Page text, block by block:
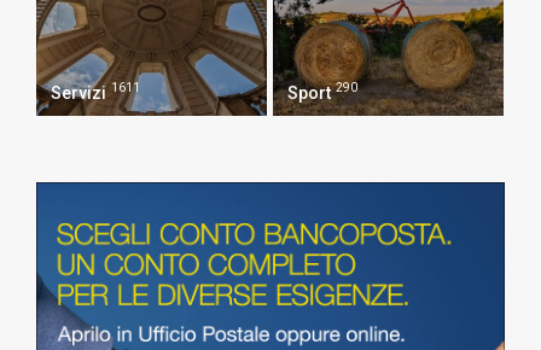
Servizi 1611 Sport 290